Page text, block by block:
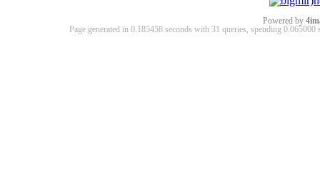
Powered by
Page generated in 0.185458 seconds with 31 queries, spending